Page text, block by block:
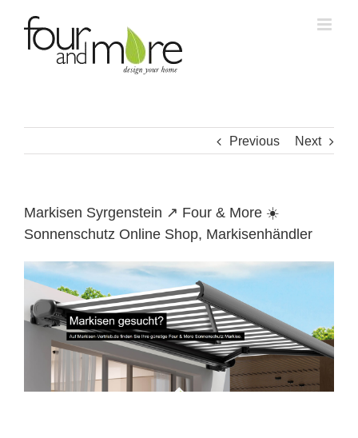
content
Previous Next
Markisen Syrgenstein ↗️ Four & More ☀️
Sonnenschutz Online Shop, Markisenhändler